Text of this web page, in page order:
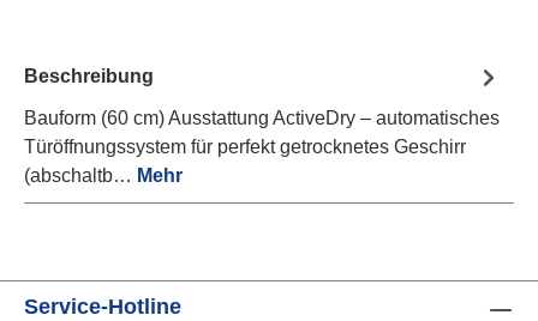
Beschreibung
Bauform (60 cm) Ausstattung ActiveDry – automatisches
Türöffnungssystem für perfekt getrocknetes Geschirr
(abschaltb… Mehr
Service-Hotline